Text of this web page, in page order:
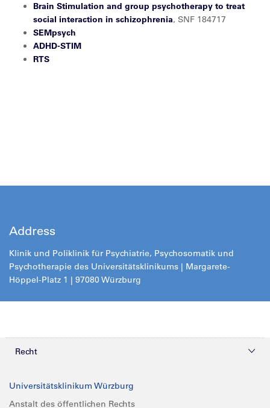
Brain Stimulation and group psychotherapy to treat
social interaction in schizophrenia, SNF 184717
SEMpsych
ADHD-STIM
RTS
Address
Klinik und Poliklinik für Psychiatrie, Psychosomatik und
Psychotherapie des Universitätsklinikums | Margarete-
Höppel-Platz 1 | 97080 Würzburg
Recht
Compliance
Universitätsklinikum Würzburg
Anstalt des öffentlichen Rechts